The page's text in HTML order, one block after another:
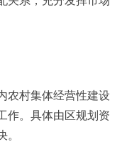
村集体经营性建设
作。具体由区规划资
。